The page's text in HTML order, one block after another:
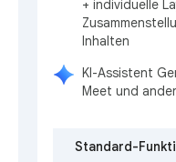
+ individuelle
Inhalten
KI-Assistent
Meet und
Standard-